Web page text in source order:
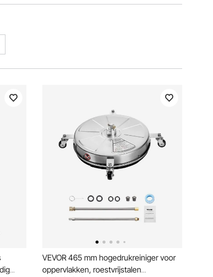
VEVOR 465 mm hogedrukreiniger voor
oppervlakken, roestvrijstalen